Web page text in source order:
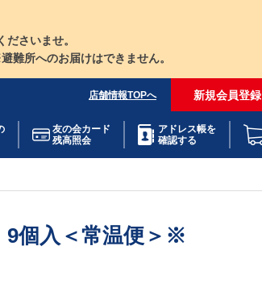
さいませ。
所へのお届けはできません。
店舗情報TOPへ 新規会員登録
友の会カード
残高照会
アドレス帳を
確認する
9個入＜常温便＞※